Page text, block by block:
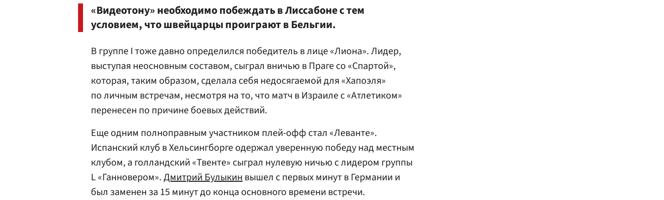
«Видеотону» необходимо побеждать в Лиссабоне с тем
условием, что швейцарцы проиграют в Бельгии.
В группе I тоже давно определился победитель в лице «Лиона». Лидер,
выступая неосновным составом, сыграл вничью в Праге со «Спартой»,
которая, таким образом, сделала себя недосягаемой для «Хапоэля»
по личным встречам, несмотря на то, что матч в Израиле с «Атлетиком»
перенесен по причине боевых действий.
Еще одним полноправным участником плей-офф стал «Леванте».
Испанский клуб в Хельсингборге одержал уверенную победу над местным
клубом, а голландский «Твенте» сыграл нулевую ничью с лидером группы
L «Ганновером».Дмитрий Булыкинвышел с первых минут в Германии и
был заменен за 15 минут до конца основного времени встречи.